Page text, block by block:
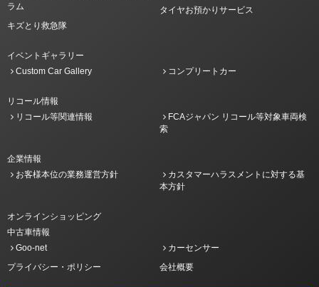
ラム
タイヤお預かりサービス
キズとり救急隊
イベントギャラリー
Custom Car Gallery
コンプリートカー
リコール情報
リコール等関連情報
FCAジャパン リコール等対象車両検
索
企業情報
お客様本位の業務運営方針
カスタマーハラスメントに対する基
本方針
オンラインショッピング
中古車情報
Goo-net
カーセンサー
プライバシー・ポリシー
会社概要